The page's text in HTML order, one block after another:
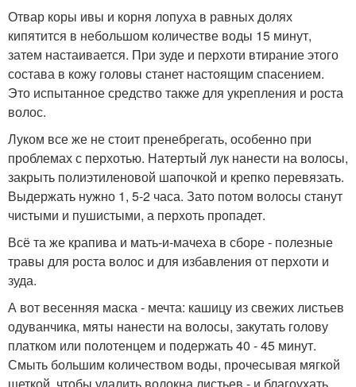
Отвар коры ивы и корня лопуха в равных долях
кипятится в небольшом количестве воды 15 минут,
затем настаивается. При зуде и перхоти втирание этого
состава в кожу головы станет настоящим спасением.
Это испытанное средство также для укрепления и роста
волос.
Луком все же не стоит пренебрегать, особенно при
проблемах с перхотью. Натертый лук нанести на волосы,
закрыть полиэтиленовой шапочкой и крепко перевязать.
Выдержать нужно 1, 5-2 часа. Зато потом волосы станут
чистыми и пушистыми, а перхоть пропадет.
Всё та же крапива и мать-и-мачеха в сборе - полезные
травы для роста волос и для избавления от перхоти и
зуда.
А вот весенняя маска - мечта: кашицу из свежих листьев
одуванчика, мяты нанести на волосы, закутать голову
платком или полотенцем и подержать 40 - 45 минут.
Смыть большим количеством воды, прочесывая мягкой